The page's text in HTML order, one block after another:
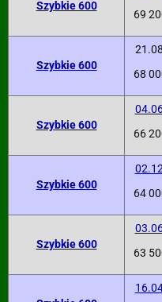
Szybkie 600
69
Szybkie 600
68
Szybkie 600
66
Szybkie 600
64
Szybkie 600
63